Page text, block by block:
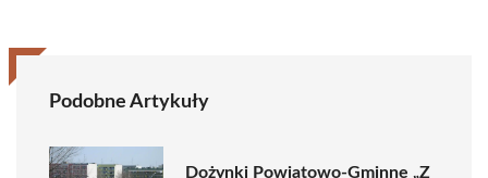
Podobne Artykuły
Dożynki Powiatowo-Gminne „Z